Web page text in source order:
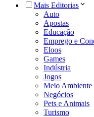
Mais Editorias
Auto
Apostas
Educação
Emprego e
Eloos
Games
Indústria
Jogos
Meio Ambiente
Negócios
Pets e Animais
Turismo